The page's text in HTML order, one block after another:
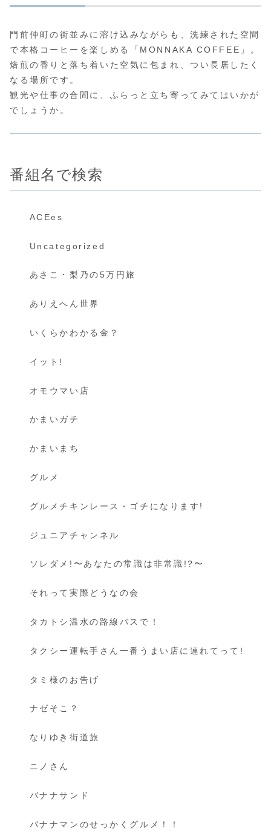
門前仲町の街並みに溶け込みながらも、洗練された空間
で本格コーヒーを楽しめる「MONNAKA COFFEE」。
焙煎の香りと落ち着いた空気に包まれ、つい長居したく
なる場所です。
観光や仕事の合間に、ふらっと立ち寄ってみてはいかが
でしょうか。
番組名で検索
ACEes
Uncategorized
あさこ・梨乃の5万円旅
ありえへん世界
いくらかわかる金？
イット!
オモウマい店
かまいガチ
かまいまち
グルメ
グルメチキンレース・ゴチになります!
ジュニアチャンネル
ソレダメ!〜あなたの常識は非常識!?〜
それって実際どうなの会
タカトシ温水の路線バスで！
タクシー運転手さん一番うまい店に連れてって!
タミ様のお告げ
ナゼそこ？
なりゆき街道旅
ニノさん
バナナサンド
バナナマンのせっかくグルメ！！